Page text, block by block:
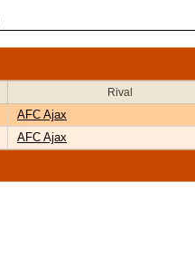
Rival
AFC Ajax
AFC Ajax